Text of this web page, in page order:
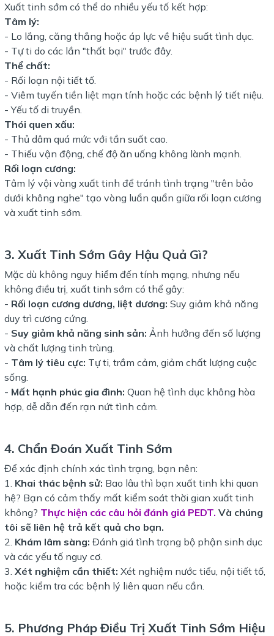
Xuất tinh sớm có thể do nhiều yếu tố kết hợp:
Tâm lý:
- Lo lắng, căng thẳng hoặc áp lực về hiệu suất tình dục.
- Tự ti do các lần "thất bại" trước đây.
Thể chất:
- Rối loạn nội tiết tố.
- Viêm tuyến tiền liệt mạn tính hoặc các bệnh lý tiết niệu.
- Yếu tố di truyền.
Thói quen xấu:
- Thủ dâm quá mức với tần suất cao.
- Thiếu vận động, chế độ ăn uống không lành mạnh.
Rối loạn cương:
Tâm lý vội vàng xuất tinh để tránh tình trạng "trên bảo
dưới không nghe" tạo vòng luẩn quẩn giữa rối loạn cương
và xuất tinh sớm.
3. Xuất Tinh Sớm Gây Hậu Quả Gì?
Mặc dù không nguy hiểm đến tính mạng, nhưng nếu
không điều trị, xuất tinh sớm có thể gây:
- Rối loạn cương dương, liệt dương: Suy giảm khả năng
duy trì cương cứng.
- Suy giảm khả năng sinh sản: Ảnh hưởng đến số lượng
và chất lượng tinh trùng.
- Tâm lý tiêu cực: Tự ti, trầm cảm, giảm chất lượng cuộc
sống.
- Mất hạnh phúc gia đình: Quan hệ tình dục không hòa
hợp, dễ dẫn đến rạn nứt tình cảm.
4. Chẩn Đoán Xuất Tinh Sớm
Để xác định chính xác tình trạng, bạn nên:
1. Khai thác bệnh sử: Bao lâu thì bạn xuất tinh khi quan
hệ? Bạn có cảm thấy mất kiểm soát thời gian xuất tinh
không? Thực hiện các câu hỏi đánh giá PEDT. Và chúng
tôi sẽ liên hệ trả kết quả cho bạn.
2. Khám lâm sàng: Đánh giá tình trạng bộ phận sinh dục
và các yếu tố nguy cơ.
3. Xét nghiệm cần thiết: Xét nghiệm nước tiểu, nội tiết tố,
hoặc kiểm tra các bệnh lý liên quan nếu cần.
5. Phương Pháp Điều Trị Xuất Tinh Sớm Hiệu